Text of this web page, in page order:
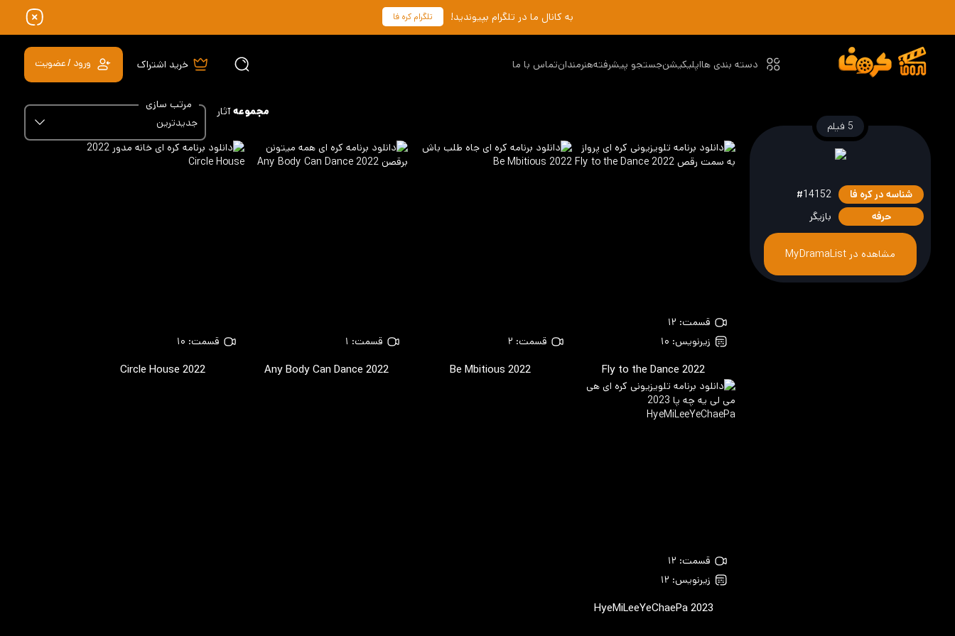
به کانال ما در تلگرام بپیوندید! تلگرام کره فا
دسته بندی هااپلیکیشنجستجو پیشرفتههنرمندانتماس با ما خرید اشتراک ورود / عضویت
5 فیلم
شناسه در کره فا
#14152
حرفه
بازیگر
مشاهده در MyDramaList
مجموعهآثار
مرتب سازی
جدیدترین
قسمت: ۱۲
زیرنویس: ۱۰
Fly to the Dance2022
قسمت: ۲
Be Mbitious 2022
قسمت: ۱
Any Body Can Dance 2022
قسمت: ۱۰
Circle House 2022
قسمت: ۱۲
زیرنویس: ۱۲
HyeMiLeeYeChaePa2023